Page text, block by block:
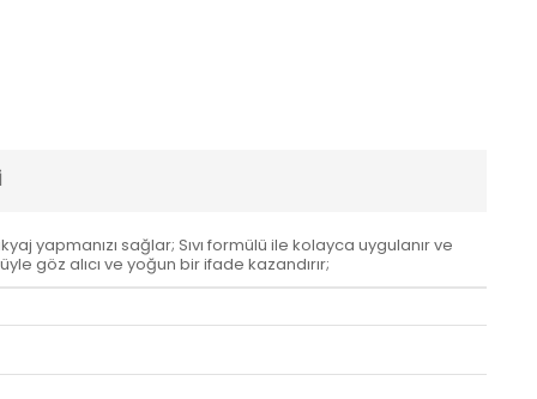
yapmanızı sağlar; Sıvı formülü ile kolayca uygulanır ve
göz alıcı ve yoğun bir ifade kazandırır;